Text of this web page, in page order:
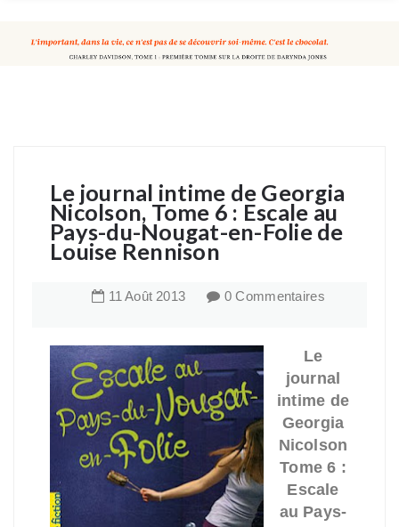
Le journal intime de Georgia
Nicolson, Tome 6 : Escale au
Pays-du-Nougat-en-Folie de
Louise Rennison
11 Août 2013 0 Commentaires
Le
journal
intime de
Georgia
Nicolson
Tome 6 :
Escale
au Pays-